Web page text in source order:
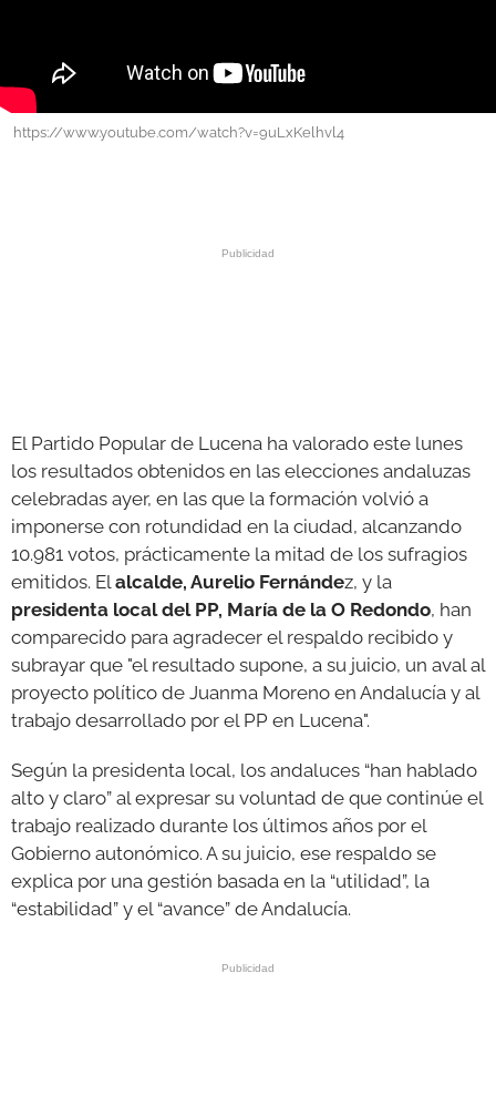
https://www.youtube.com/watch?v=9uLxKelhvl4
El Partido Popular de Lucena ha valorado este lunes
los resultados obtenidos en las elecciones andaluzas
celebradas ayer, en las que la formación volvió a
imponerse con rotundidad en la ciudad, alcanzando
10.981 votos, prácticamente la mitad de los sufragios
emitidos. Elalcalde, Aurelio Fernández, y la
presidenta local del PP, María de la O Redondo, han
comparecido para agradecer el respaldo recibido y
subrayar que "el resultado supone, a su juicio, un aval al
proyecto político de Juanma Moreno en Andalucía y al
trabajo desarrollado por el PP en Lucena".
Según la presidenta local, los andaluces “han hablado
alto y claro” al expresar su voluntad de que continúe el
trabajo realizado durante los últimos años por el
Gobierno autonómico. A su juicio, ese respaldo se
explica por una gestión basada en la “utilidad”, la
“estabilidad” y el “avance” de Andalucía.